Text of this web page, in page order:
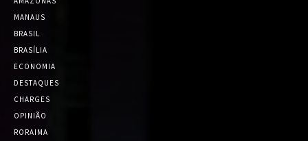
MANAUS
BRASIL
BRASÍLIA
ECONOMIA
DESTAQUES
CHARGES
OPINIÃO
RORAIMA